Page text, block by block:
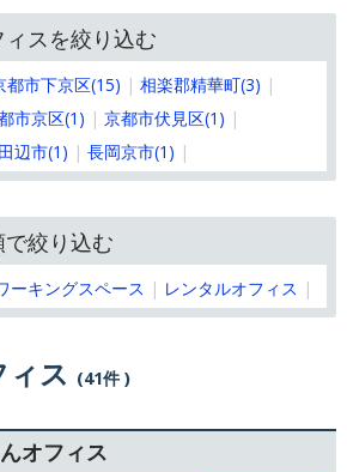
スを絞り込む
都市下京区(15)
相楽郡精華町(3)
市京区(1)
京都市伏見区(1)
辺市(1) 長岡京市(1)
絞り込む
ーキングスペース レンタルオフィス
ス (41件 )
オフィス